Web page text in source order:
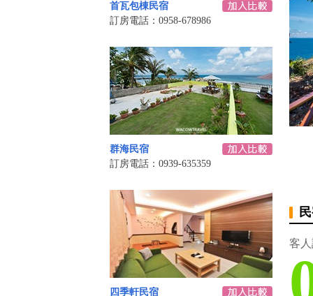
首瓦包棟民宿
訂房電話：0958-678986
群海民宿
訂房電話：0939-635359
四季軒民宿
客